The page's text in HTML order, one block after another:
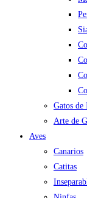
Gatos de
Arte de
Aves
Canarios
Catitas